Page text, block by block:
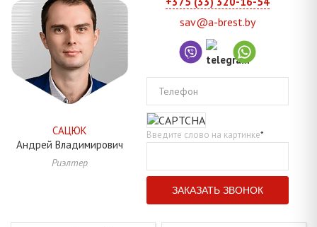
САЦЮК
Андрей Владимирович
Риэлтер
sav@a-brest.by
Телефон
Введите слово на картинке*